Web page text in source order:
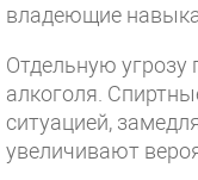
владеющие
Отдельную угрозу
алкоголя.
ситуацией,
увеличивают